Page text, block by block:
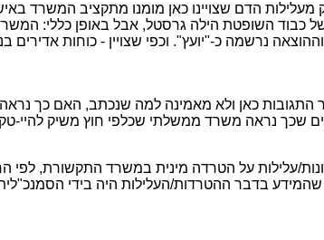
הדם שצויינו כאן מומנו מתקציב המשרד
כבוד השופטת הילה גרסטל, אבל באופן כללי:
נרשמה כ-"יועץ". וכפי שצויין - כוחות
כאן ולא מאמינה למה שנכתב, האם כך
שכך נראה משרד ממשלתי שכלפי חוץ משיק להיי-
עלילות על הטרדה מינית במשרד התקשורת, לפי
בדבר ההטרדות/העלילות היה בידי הסמנכ"לית